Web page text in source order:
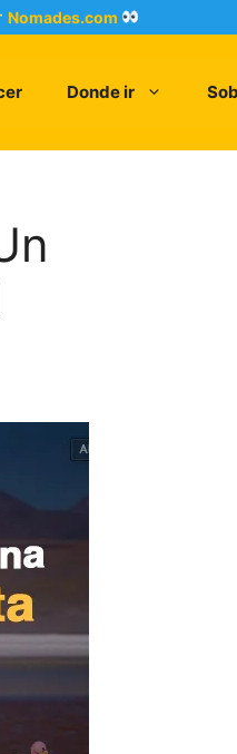
Nomades.com
Donde ir